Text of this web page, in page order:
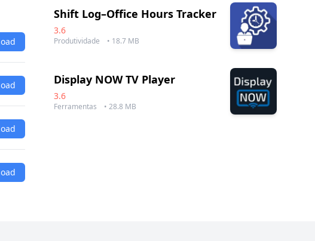
Shift Log–Office Hours Tracker
3.6
Produtividade • 18.7 MB
Display NOW TV Player
3.6
Ferramentas • 28.8 MB